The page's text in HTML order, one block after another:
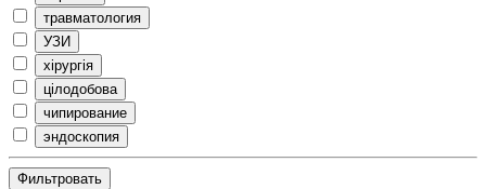
травматология
УЗИ
хірургія
цілодобова
чипирование
эндоскопия
Фильтровать